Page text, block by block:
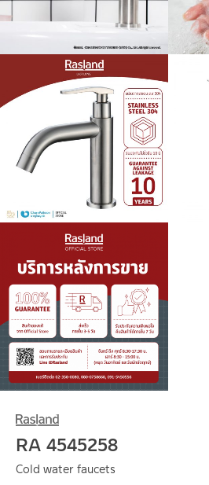
RA 4545258
Cold water faucets